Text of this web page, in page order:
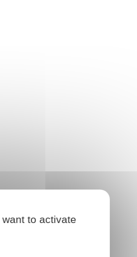
to activate